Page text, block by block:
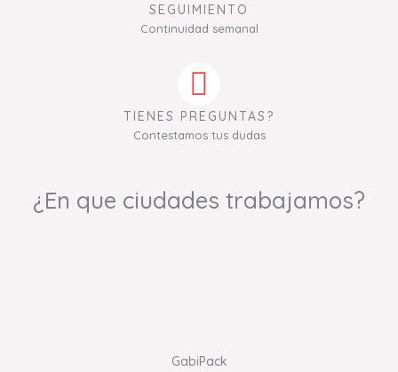
SEGUIMIENTO
Continuidad semanal
TIENES PREGUNTAS?
Contestamos tus dudas
¿En que ciudades trabajamos?
GabiPack